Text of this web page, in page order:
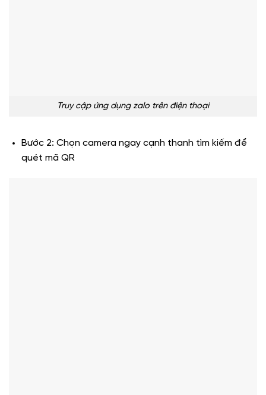
Truy cập ứng dụng zalo trên điện thoại
Bước 2: Chọn camera ngay cạnh thanh tìm kiếm để
quét mã QR